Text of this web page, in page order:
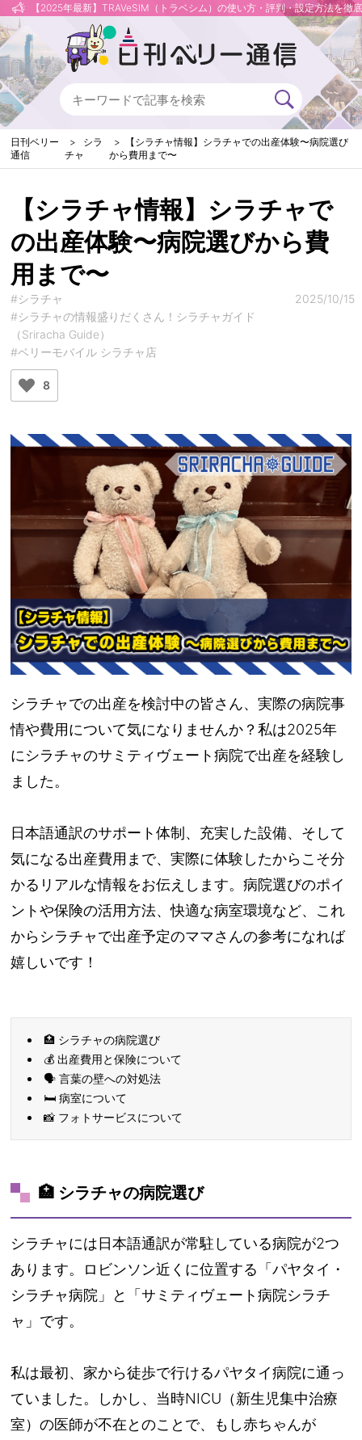
【2025年最新】TRAVeSIM（トラベシム）の使い方・評判・設定方法を徹
日刊ベリー
通信
シラ
チャ
【シラチャ情報】シラチャでの出産体験〜病院選び
から費用まで〜
【シラチャ情報】シラチャで
の出産体験〜病院選びから費
用まで〜
#シラチャ
#シラチャの情報盛りだくさん！シラチャガイド
（Sriracha Guide）
#ベリーモバイル シラチャ店
2025/10/15
8
シラチャでの出産を検討中の皆さん、実際の病院事
情や費用について気になりませんか？私は2025年
にシラチャのサミティヴェート病院で出産を経験し
ました。
日本語通訳のサポート体制、充実した設備、そして
気になる出産費用まで、実際に体験したからこそ分
かるリアルな情報をお伝えします。病院選びのポイ
ントや保険の活用方法、快適な病室環境など、これ
からシラチャで出産予定のママさんの参考になれば
嬉しいです！
🏥 シラチャの病院選び
💰 出産費用と保険について
🗣️ 言葉の壁への対処法
🛏️ 病室について
📸 フォトサービスについて
🏥 シラチャの病院選び
シラチャには日本語通訳が常駐している病院が2つ
あります。ロビンソン近くに位置する「パヤタイ・
シラチャ病院」と「サミティヴェート病院シラチ
ャ」です。
私は最初、家から徒歩で行けるパヤタイ病院に通っ
ていました。しかし、当時NICU（新生児集中治療
室）の医師が不在とのことで、もし赤ちゃんが